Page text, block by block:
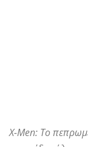
X-Men: Το